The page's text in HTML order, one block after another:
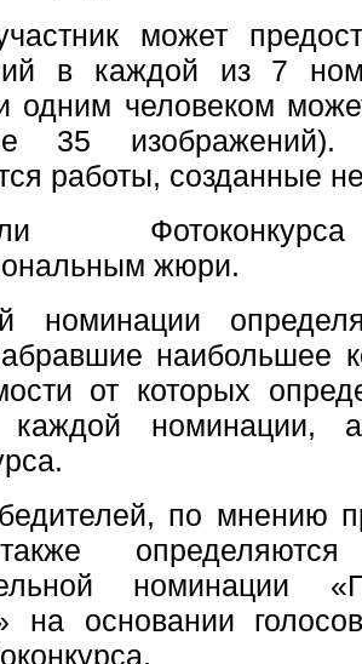
может
в каждой из 7
одним человеком
35 изображений).
работы, созданные
жюри.
номинации
наибольшее
от которых
номинации,
по мнению
номинации
на основании